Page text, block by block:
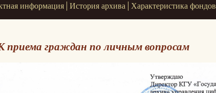
информация История архива Характеристика фондов
граждан по личным вопросам